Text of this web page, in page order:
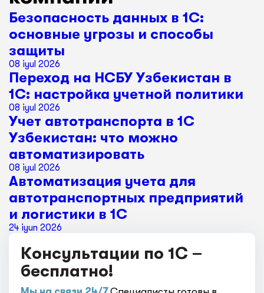
Безопасность данных в 1С:
основные угрозы и способы
защиты
08 iyul 2026
Переход на НСБУ Узбекистан в
1С: настройка учетной политики
08 iyul 2026
Учет автотранспорта в 1С
Узбекистан: что можно
автоматизировать
08 iyul 2026
Автоматизация учета для
автотранспортных предприятий
и логистики в 1С
24 iyun 2026
Консультации по 1С –
бесплатно!